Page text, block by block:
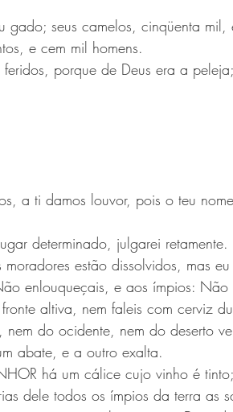
gado; seus camelos, cinqüenta
e cem mil homens.
feridos, porque de Deus era a
a ti damos louvor, pois o teu
determinado, julgarei retamente.
estão dissolvidos, mas
enlouqueçais, e aos ímpios: Não
altiva, nem faleis com cerviz
nem do ocidente, nem do deserto
abate, e a outro exalta.
há um cálice cujo vinho é
dele todos os ímpios da terra as